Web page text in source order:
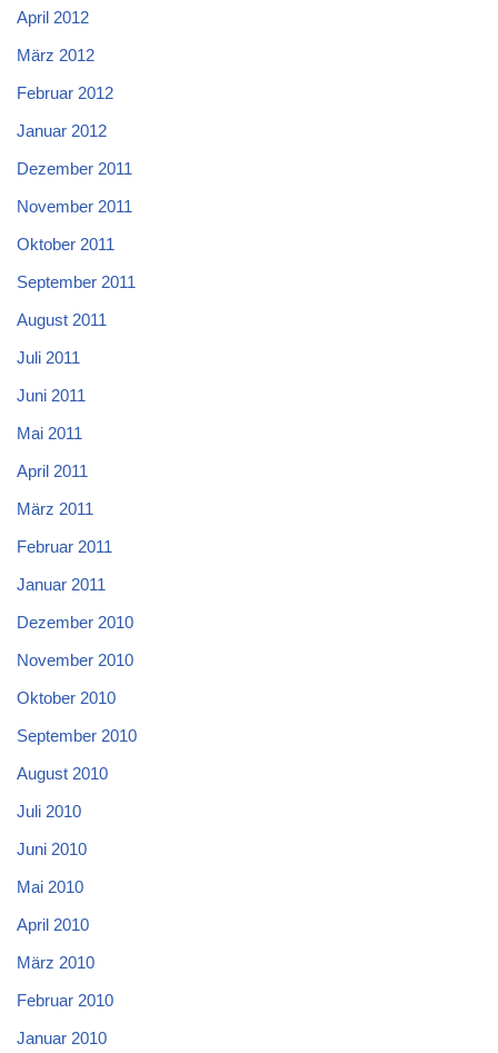
April 2012
März 2012
Februar 2012
Januar 2012
Dezember 2011
November 2011
Oktober 2011
September 2011
August 2011
Juli 2011
Juni 2011
Mai 2011
April 2011
März 2011
Februar 2011
Januar 2011
Dezember 2010
November 2010
Oktober 2010
September 2010
August 2010
Juli 2010
Juni 2010
Mai 2010
April 2010
März 2010
Februar 2010
Januar 2010